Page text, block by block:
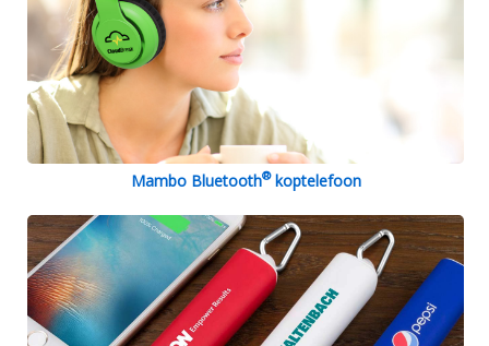
Mambo Bluetooth®koptelefoon